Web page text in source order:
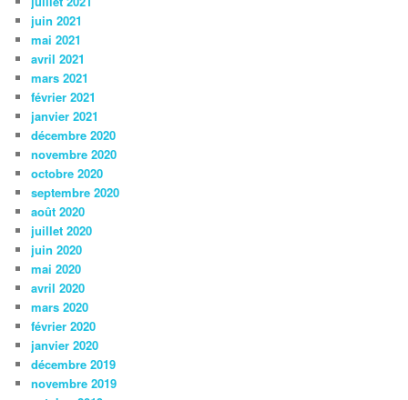
juin 2021
mai 2021
avril 2021
mars 2021
février 2021
janvier 2021
décembre 2020
novembre 2020
octobre 2020
septembre 2020
août 2020
juillet 2020
juin 2020
mai 2020
avril 2020
mars 2020
février 2020
janvier 2020
décembre 2019
novembre 2019